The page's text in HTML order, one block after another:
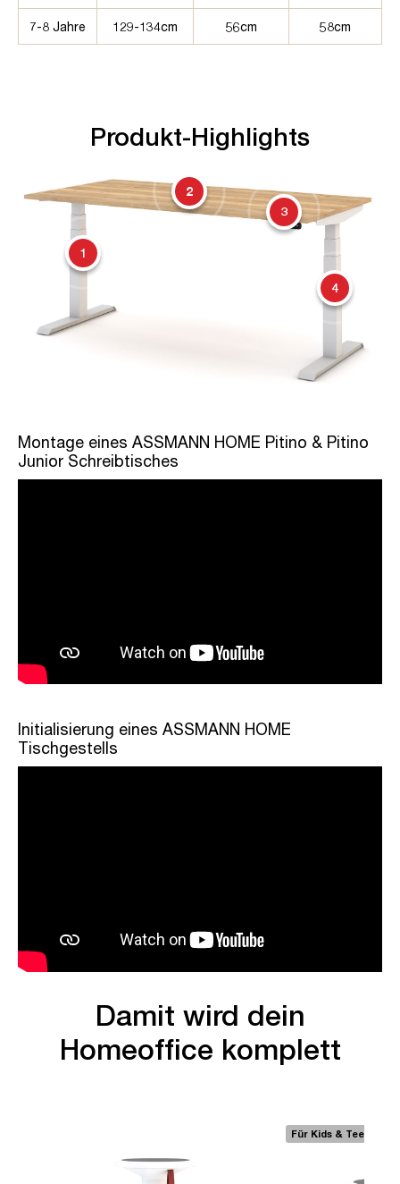
7-8 Jahre 129-134cm 56cm 58cm
Produkt-Highlights
1
2
3
4
Montage eines ASSMANN HOME Pitino & Pitino
Junior Schreibtisches
Initialisierung eines ASSMANN HOME
Tischgestells
Damit wird dein
Homeoffice komplett
Für Kids & Teens